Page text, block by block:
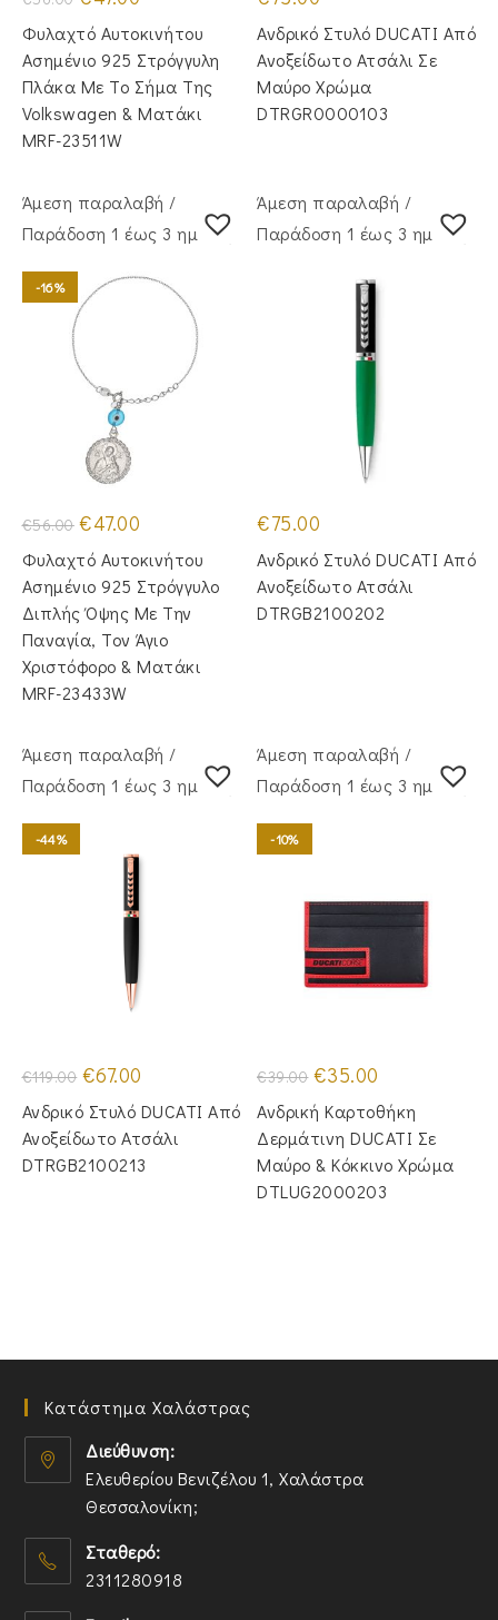
price
was:
€56.00.
τιμή
είναι:
€47.00.
Φυλαχτό Αυτοκινήτου
Ασημένιο 925 Στρόγγυλη
Πλάκα Με Το Σήμα Της
Volkswagen & Ματάκι
MRF-23511W
Ανδρικό Στυλό DUCATI Από
Ανοξείδωτο Ατσάλι Σε
Μαύρο Χρώμα
DTRGR0000103
Άμεση παραλαβή /
Παράδoση 1 έως 3 ημέρες
-16%
€56.00 Original
price
was:
€56.00.
€47.00
τιμή
είναι:
€47.00.
Φυλαχτό Αυτοκινήτου
Ασημένιο 925 Στρόγγυλο
Διπλής Όψης Με Την
Παναγία, Τον Άγιο
Χριστόφορο & Ματάκι
MRF-23433W
Άμεση παραλαβή /
Παράδoση 1 έως 3 ημέρες
€75.00
Ανδρικό Στυλό DUCATI Από
Ανοξείδωτο Ατσάλι
DTRGB2100202
Άμεση παραλαβή /
Παράδoση 1 έως 3 ημέρες
-44%
€119.00 Original
price
was:
€119.00.
€67.00
τιμή
είναι:
€67.00.
Ανδρικό Στυλό DUCATI Από
Ανοξείδωτο Ατσάλι
DTRGB2100213
Άμεση παραλαβή /
Παράδoση 1 έως 3 ημέρες
-10%
€39.00 Original
price
was:
€39.00.
€35.00
τιμή
είναι:
€35.00.
Ανδρική Καρτοθήκη
Δερμάτινη DUCATI Σε
Μαύρο & Κόκκινο Χρώμα
DTLUG2000203
Κατάστημα Χαλάστρας
Διεύθυνση:
Ελευθερίου Βενιζέλου 1, Χαλάστρα
Θεσσαλονίκη;
p
e
Σταθερό:
2311280918